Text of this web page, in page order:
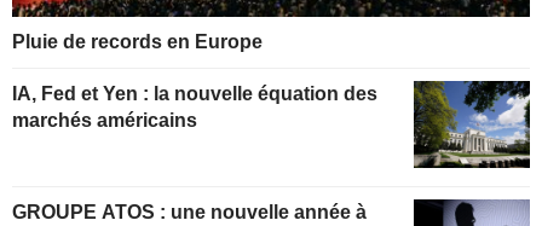
Pluie de records en Europe
IA, Fed et Yen : la nouvelle équation des
marchés américains
GROUPE ATOS : une nouvelle année à